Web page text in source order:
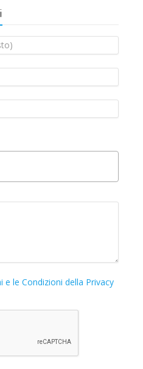
e le Condizioni della Privacy